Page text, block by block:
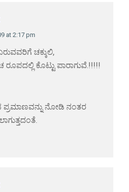
at 2:17 pm
ಚಕ್ಕುಲಿ,
ಕೊಟ್ಟು ಪಾರಾಗುವೆ.!!!!!
ಪ್ರಮಾಣವನ್ನು ನೋಡಿ ನಂತರ